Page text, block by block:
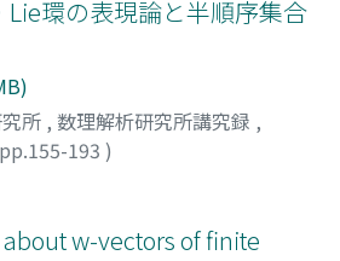
環の表現論と半順序集合
所 , 数理解析研究所講究録 ,
pp.155-193 )
w-vectors of finite